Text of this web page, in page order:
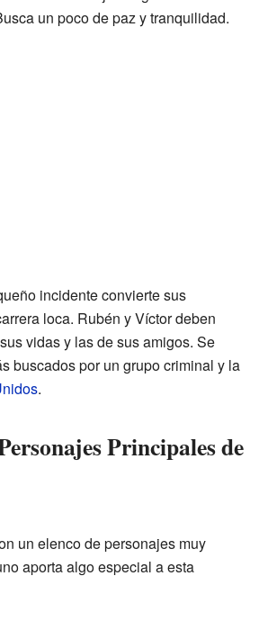
un poco de paz y tranquilidad.
incidente convierte sus
loca. Rubén y Víctor deben
vidas y las de sus amigos. Se
buscados por un grupo criminal y la
.
Principales de
un elenco de personajes muy
aporta algo especial a esta